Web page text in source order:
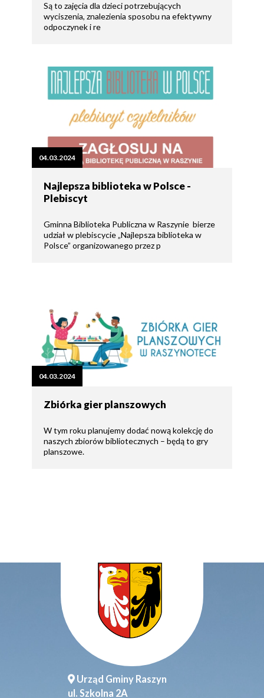
Są to zajęcia dla dzieci potrzebujących
wyciszenia, znalezienia sposobu na efektywny
odpoczynek i re
04.03.2024
Najlepsza biblioteka w Polsce -
Plebiscyt
Gminna Biblioteka Publiczna w Raszynie bierze
udział w plebiscycie „Najlepsza biblioteka w
Polsce” organizowanego przez p
04.03.2024
Zbiórka gier planszowych
W tym roku planujemy dodać nową kolekcję do
naszych zbiorów bibliotecznych – będą to gry
planszowe.
Urząd Gminy Raszyn
ul. Szkolna 2A